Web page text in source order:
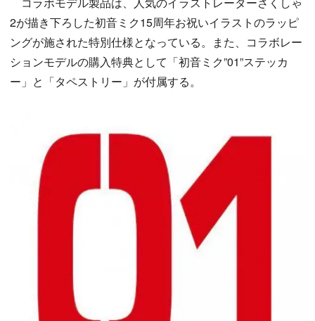
2が描き下ろした初音ミク15周年お祝いイラストのラッピ
ングが施された特別仕様となっている。また、コラボレー
ションモデルの購入特典として「初音ミク”01”ステッカ
ー」と「タペストリー」が付属する。